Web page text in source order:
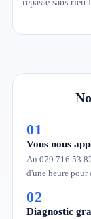
repasse sans rien
01
Vous nous
Au 079 716 53
d'une heure pour
02
Diagnostic